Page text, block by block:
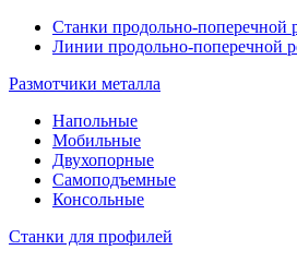
Станки продольно-поперечной
Линии продольно-поперечной
Размотчики металла
Напольные
Мобильные
Двухопорные
Самоподъемные
Консольные
Станки для профилей